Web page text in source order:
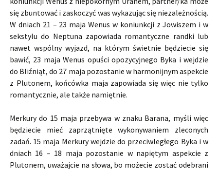
się zbuntować i zaskoczyć was wykazując się niezależnością.
W dniach 21 – 23 maja Wenus w koniunkcji z Jowiszem i w
sekstylu do Neptuna zapowiada romantyczne randki lub
nawet wspólny wyjazd, na którym świetnie będziecie się
bawić, 23 maja Wenus opuści opozycyjnego Byka i wejdzie
do Bliźniąt, do 27 maja pozostanie w harmonijnym aspekcie
z Plutonem, końcówka maja zapowiada się więc nie tylko
romantycznie, ale także namiętnie.
Merkury do 15 maja przebywa w znaku Barana, myśli więc
będziecie mieć zaprzątnięte wykonywaniem zleconych
zadań. 15 maja Merkury wejdzie do przeciwległego Byka i w
dniach 16 – 18 maja pozostanie w napiętym aspekcie z
Plutonem, uważajcie na słowa, bo możecie zostać odebrani